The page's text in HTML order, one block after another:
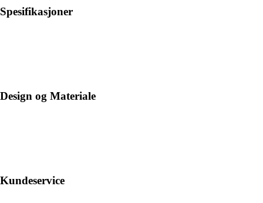
Spesifikasjoner
Design og Materiale
Kundeservice